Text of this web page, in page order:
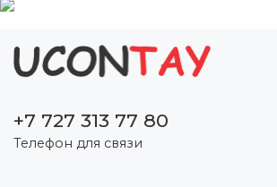
+7 727 313 77 80
Телефон для связи